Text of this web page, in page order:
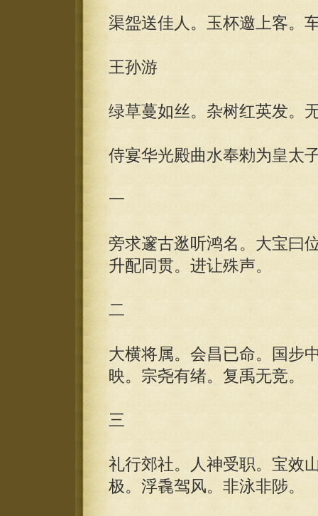
渠盌送佳人。玉杯邀上客。
王孙游
绿草蔓如丝。杂树红英发。
侍宴华光殿曲水奉勑为皇太
一
旁求邃古逖听鸿名。大宝曰
升配同贯。进让殊声。
二
大横将属。会昌已命。国步
映。宗尧有绪。复禹无竞。
三
礼行郊社。人神受职。宝效
极。浮毳驾风。非泳非陟。